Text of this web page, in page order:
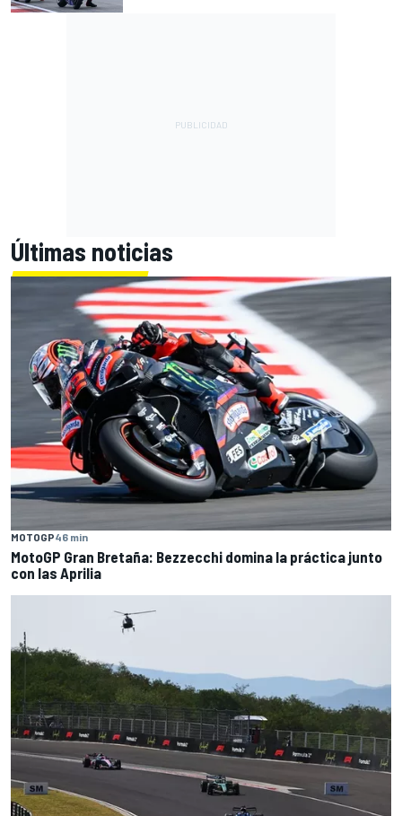
Últimas noticias
MOTOGP46 min
MotoGP Gran Bretaña: Bezzecchi domina la práctica junto
con las Aprilia